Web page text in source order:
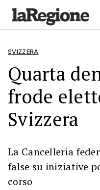
SVIZZERA
Quarta
frode
Svizzera
La Cancelleria
false su iniziative
corso